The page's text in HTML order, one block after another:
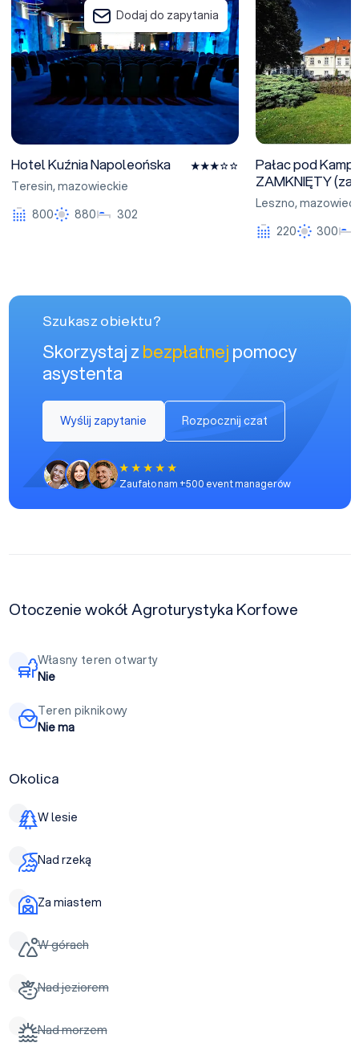
Dodaj do zapytania
Hotel Kuźnia Napoleońska
Teresin,mazowieckie
800
880 302
Pałac pod
ZAMKNIĘTY
Leszno,
220
300
Szukasz obiektu?
Skorzystaj zbezpłatnejpomocy
asystenta
Wyślij zapytanie Rozpocznij czat
Zaufało nam +500 event managerów
Otoczenie wokół Agroturystyka Korfowe
Własny teren otwarty
Nie
Teren piknikowy
Nie ma
Okolica
W lesie
Nad rzeką
Za miastem
W górach
Nad jeziorem
Nad morzem